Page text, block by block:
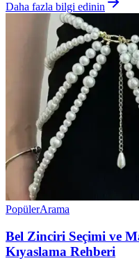
Daha fazla bilgi edinin
PopülerArama
Bel Zinciri Seçimi ve
Kıyaslama Rehberi